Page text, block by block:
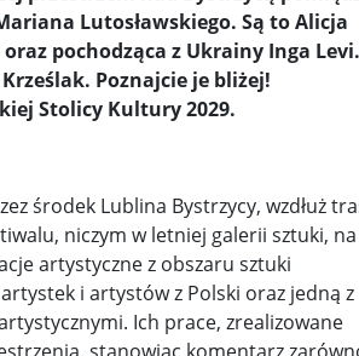
Trumpa. Negocjuj albo płać 50 proc. ...
gniazdo os odkryto w dawnych zakładac ...
udało się zapobiec wojnie. Cła ...
Warszawskiego ... Nie ma patriotyzmu
... Perspektywa świadka, perspektywa
... Gazowe Imperium Warszawy ...
Lutosławskiego. Są to Alicja
pochodząca z Ukrainy Inga
Poznajcie je bliżej!
Stolicy Kultury 2029.
środek Lublina Bystrzycy, wzdłuż
niczym w letniej galerii sztuki, na
artystyczne z obszaru sztuki
i artystów z Polski oraz jedną z
Ich prace, zrealizowane